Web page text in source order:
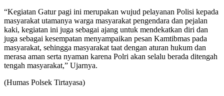
“Kegiatan Gatur pagi ini merupakan wujud pelayanan Polisi kepada
masyarakat utamanya warga masyarakat pengendara dan pejalan
kaki, kegiatan ini juga sebagai ajang untuk mendekatkan diri dan
juga sebagai kesempatan menyampaikan pesan Kamtibmas pada
masyarakat, sehingga masyarakat taat dengan aturan hukum dan
merasa aman serta nyaman karena Polri akan selalu berada ditengah
tengah masyarakat,” Ujarnya.
(Humas Polsek Tirtayasa)